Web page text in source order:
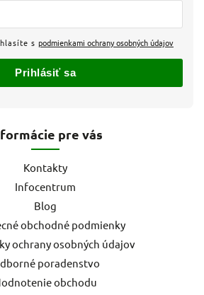
pre vás
Kontakty
Infocentrum
Blog
obchodné podmienky
ochrany osobných údajov
poradenstvo
obchodu
s podmienkami ochrany osobných údajov
Prihlásiť sa